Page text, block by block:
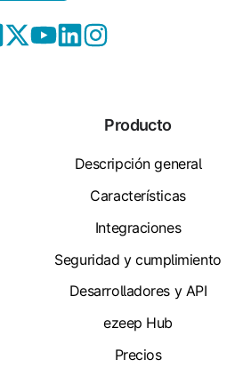
Producto
Descripción general
Características
Integraciones
Seguridad y cumplimiento
Desarrolladores y API
ezeep Hub
Precios